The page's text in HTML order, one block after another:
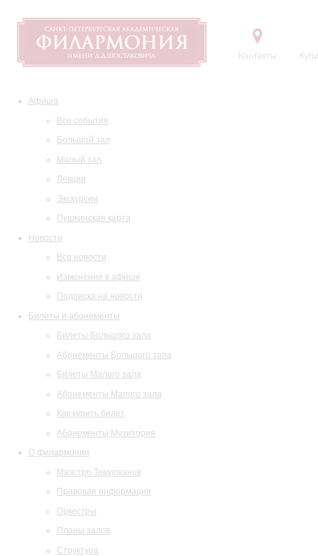
Контакты
Афиша
Все события
Большой зал
Малый зал
Лекции
Экскурсии
Пушкинская карта
Новости
Все новости
Изменения в афише
Подписка на новости
Билеты и абонементы
Билеты Большого зала
Абонементы Большого зала
Билеты Малого зала
Абонементы Малого зала
Как купить билет
Абонементы Музитория
О филармонии
Маэстро Темирканов
Правовая информация
Оркестры
Планы залов
Структура